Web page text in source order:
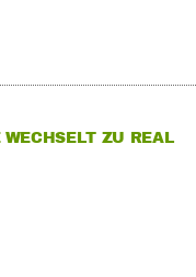
WECHSELT ZU REAL